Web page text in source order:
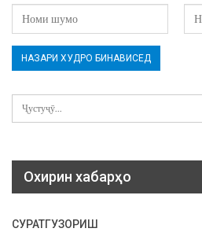
Охирин хабарҳо
СУРАТГУЗОРИШ